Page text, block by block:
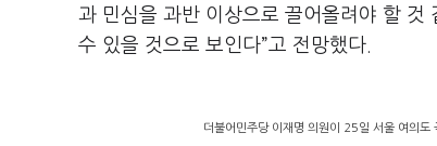
과 민심을 과반 이상으로 끌어올려야 할 것
수 있을 것으로 보인다”고 전망했다.
더불어민주당 이재명 의원이 25일 서울 여의도